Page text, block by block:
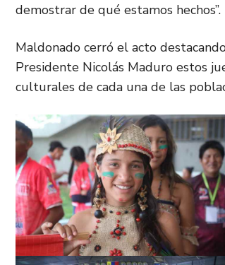
demostrar de qué estamos hechos”.
Maldonado cerró el acto
Presidente Nicolás Maduro estos
culturales de cada una de las